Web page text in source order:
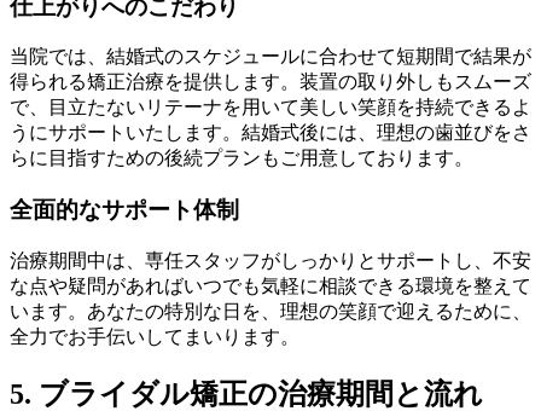
仕上がりへのこだわり
当院では、結婚式のスケジュールに合わせて短期間で結果が
得られる矯正治療を提供します。装置の取り外しもスムーズ
で、目立たないリテーナを用いて美しい笑顔を持続できるよ
うにサポートいたします。結婚式後には、理想の歯並びをさ
らに目指すための後続プランもご用意しております。
全面的なサポート体制
治療期間中は、専任スタッフがしっかりとサポートし、不安
な点や疑問があればいつでも気軽に相談できる環境を整えて
います。あなたの特別な日を、理想の笑顔で迎えるために、
全力でお手伝いしてまいります。
5. ブライダル矯正の治療期間と流れ